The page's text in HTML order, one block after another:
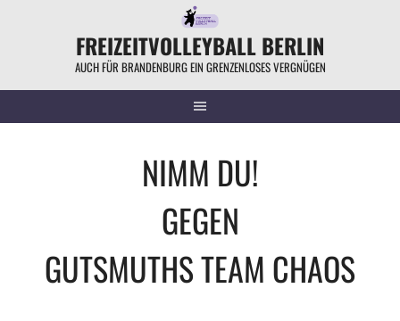
FREIZEITVOLLEYBALL BERLIN
AUCH FÜR BRANDENBURG EIN GRENZENLOSES VERGNÜGEN
NIMM DU!
GEGEN
GUTSMUTHS TEAM CHAOS